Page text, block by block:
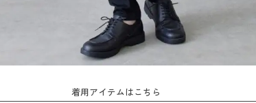
着用アイテムはこちら